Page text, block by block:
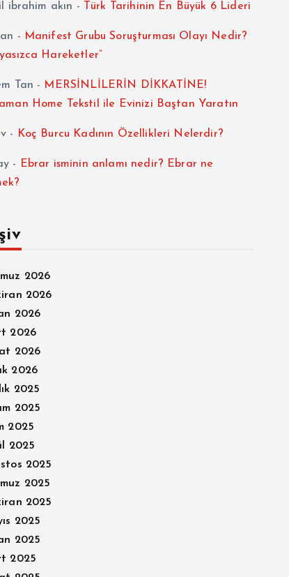
ibrahim akın - Türk Tarihinin En Büyük 6 Lideri
- Manifest Grubu Soruşturması Olayı Nedir?
Hareketler”
Tan - MERSİNLİLERİN DİKKATİNE!
Home Tekstil ile Evinizi Baştan Yaratın
- Koç Burcu Kadının Özellikleri Nelerdir?
-
Ebrar isminin anlamı nedir? Ebrar ne
2026
2026
2026
2026
2026
2026
2025
2025
2025
2025
2025
2025
2025
2025
2025
2025